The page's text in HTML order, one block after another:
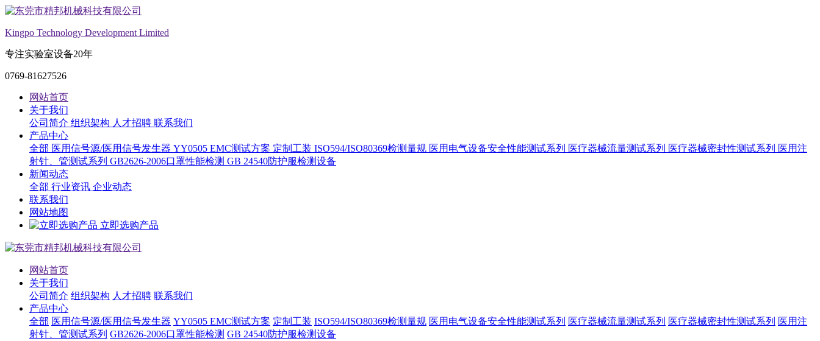
Kingpo Technology Development Limited
专注实验室设备20年
0769-81627526
网站首页
关于我们
公司简介 组织架构 人才招聘 联系我们
产品中心
全部 医用信号源/医用信号发生器 YY0505 EMC测试方案 定制工装 ISO594/ISO80369检测量规 医用电气设备安全性能测试系列 医疗器械流量测试系列 医疗器械密封性测试系列 医用注
射针、管测试系列 GB2626-2006口罩性能检测 GB 24540防护服检测设备
新闻动态
全部 行业资讯 企业动态
联系我们
网站地图
立即选购产品
网站首页
关于我们
公司简介 组织架构 人才招聘 联系我们
产品中心
全部 医用信号源/医用信号发生器 YY0505 EMC测试方案 定制工装 ISO594/ISO80369检测量规 医用电气设备安全性能测试系列 医疗器械流量测试系列 医疗器械密封性测试系列 医用注
射针、管测试系列 GB2626-2006口罩性能检测 GB 24540防护服检测设备